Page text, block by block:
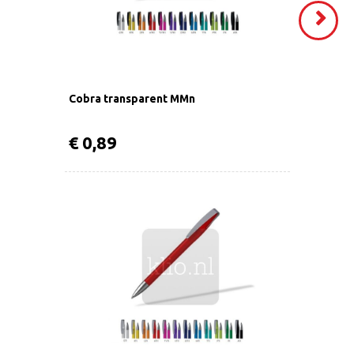
Cobra transparent MMn
€ 0,89